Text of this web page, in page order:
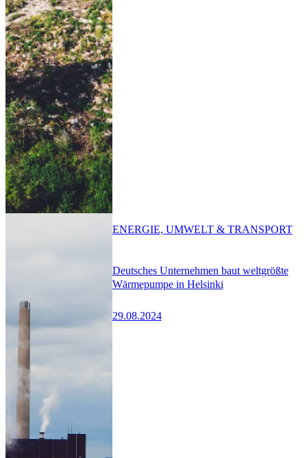
Deutsches Unternehmen baut weltgrößte
Wärmepumpe in Helsinki
29.08.2024
ENERGIE, UMWELT & TRANSPORT